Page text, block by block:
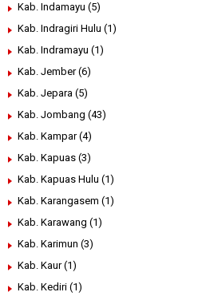
Kab. Indamayu (5)
Kab. Indragiri Hulu (1)
Kab. Indramayu (1)
Kab. Jember (6)
Kab. Jepara (5)
Kab. Jombang (43)
Kab. Kampar (4)
Kab. Kapuas (3)
Kab. Kapuas Hulu (1)
Kab. Karangasem (1)
Kab. Karawang (1)
Kab. Karimun (3)
Kab. Kaur (1)
Kab. Kediri (1)